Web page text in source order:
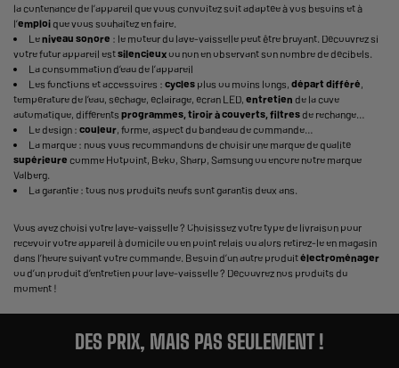
la contenance de l’appareil que vous convoitez soit adaptée à vos besoins et à
l’emploi que vous souhaitez en faire.
Leniveau sonore : le moteur du lave-vaisselle peut être bruyant. Découvrez si
votre futur appareil estsilencieuxou non en observant son nombre de décibels.
La consommation d’eau de l’appareil
Les fonctions et accessoires : cycles plus ou moins longs, départ différé
température de l’eau, séchage, éclairage, écran LED, entretien de la cuve
automatique, différents programmes, tiroir à couverts, filtresde rechange…
Le design : couleur , forme, aspect du bandeau de commande…
La marque : nous vous recommandons de choisir une marque de qualité
supérieure comme Hotpoint, Beko, Sharp, Samsung ou encore notre marque
Valberg.
La garantie : tous nos produits neufs sont garantis deux ans.
Vous avez choisi votre lave-vaisselle ? Choisissez votre type de livraison pour
recevoir votre appareil à domicile ou en point relais ou alors retirez-le en magasin
dans l’heure suivant votre commande. Besoin d’un autre produitélectroménager
ou d’un produit d’entretien pour lave-vaisselle? Découvrez nos produits du
moment !
DES PRIX, MAIS PAS SEULEMENT !